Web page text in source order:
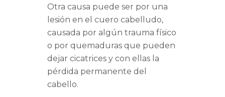
Otra causa puede ser por una
lesión en el cuero cabelludo,
causada por algún trauma físico
o por quemaduras que pueden
dejar cicatrices y con ellas la
pérdida permanente del
cabello.